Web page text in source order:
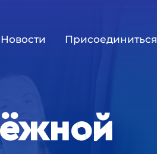
Новости Присоединиться